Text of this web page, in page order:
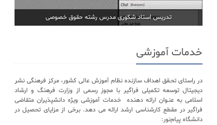
تدریس استاد شکوری مدرس رشته حقوق خصوصی
خدمات آموزشی
در راستای تحـقق اهداف سازنده نظام آموزش عالی کشور، مرکز فرهنگی نشر
دیجیتال توسعه تکمیلی فراگیر با مجوز رسمی از وزارت فرهنگ و ارشاد
اسلامی به عنـوان ارائه دهنده خدمات آموزشی ویژه دانشپذیران متقاضی
فراگیر در مقطع کارشناسی ارشد ارائه می دهد. برخی از مزایای تحصیل در
دانشگاه پیام‌نور: